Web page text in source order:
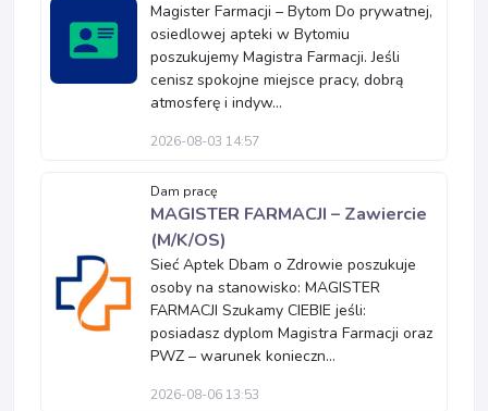
Magister Farmacji – Bytom Do prywatnej,
osiedlowej apteki w Bytomiu
poszukujemy Magistra Farmacji. Jeśli
cenisz spokojne miejsce pracy, dobrą
atmosferę i indyw...
2026-08-03 14:57
Dam pracę
MAGISTER FARMACJI – Zawiercie
(M/K/OS)
Sieć Aptek Dbam o Zdrowie poszukuje
osoby na stanowisko: MAGISTER
FARMACJI Szukamy CIEBIE jeśli:
posiadasz dyplom Magistra Farmacji oraz
PWZ – warunek konieczn...
2026-08-06 13:53